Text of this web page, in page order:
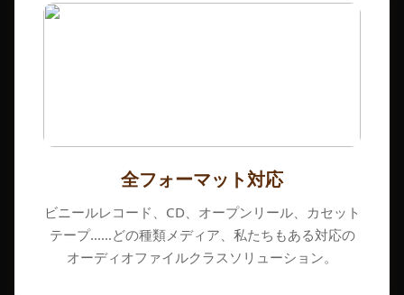
全フォーマット対応
ビニールレコード、CD、オープンリール、カセット
テープ……どの種類メディア、私たちもある対応の
オーディオファイルクラスソリューション。